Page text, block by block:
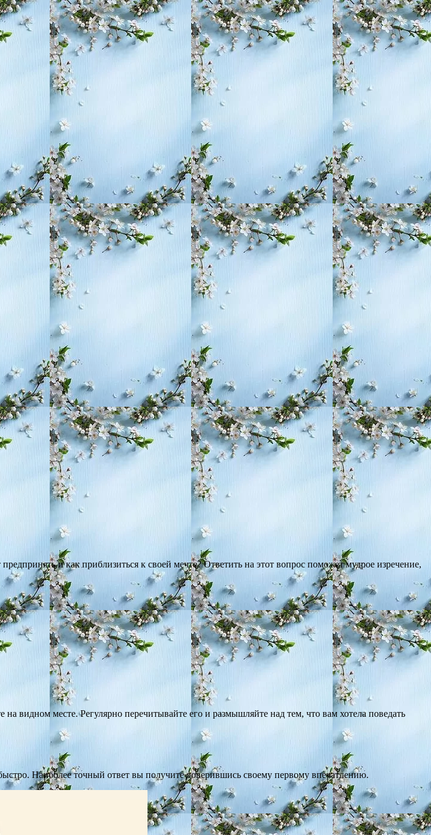
и как приблизиться к своей мечте? Ответить на этот вопрос поможет мудрое изречение,
видном месте. Регулярно перечитывайте его и размышляйте над тем, что вам хотела поведать
Наиболее точный ответ вы получите доверившись своему первому впечатлению.